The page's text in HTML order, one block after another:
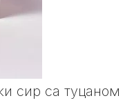
сир са туцаном